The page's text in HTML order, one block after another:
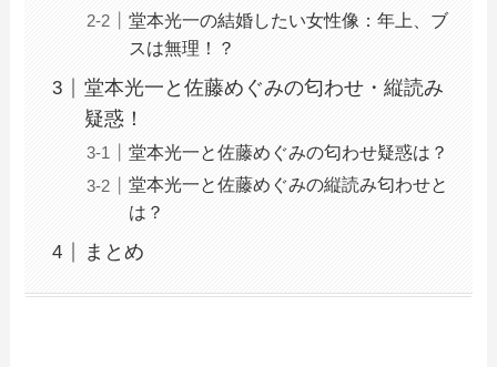
堂本光一の結婚したい女性像：年上、ブ
スは無理！？
堂本光一と佐藤めぐみの匂わせ・縦読み
疑惑！
堂本光一と佐藤めぐみの匂わせ疑惑は？
堂本光一と佐藤めぐみの縦読み匂わせと
は？
まとめ